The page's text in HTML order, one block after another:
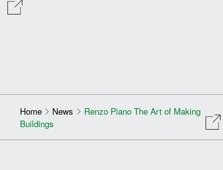
Home News
Renzo Piano The Art of Making
Buildings